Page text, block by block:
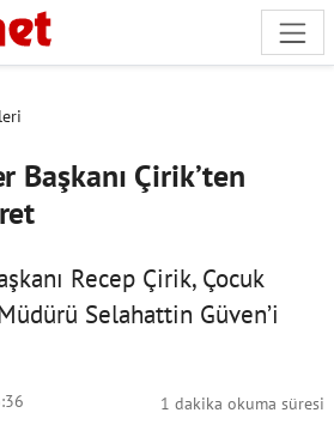
Başkanı Çirik’ten
Recep Çirik, Çocuk
Selahattin Güven’i
1 dakika okuma süresi